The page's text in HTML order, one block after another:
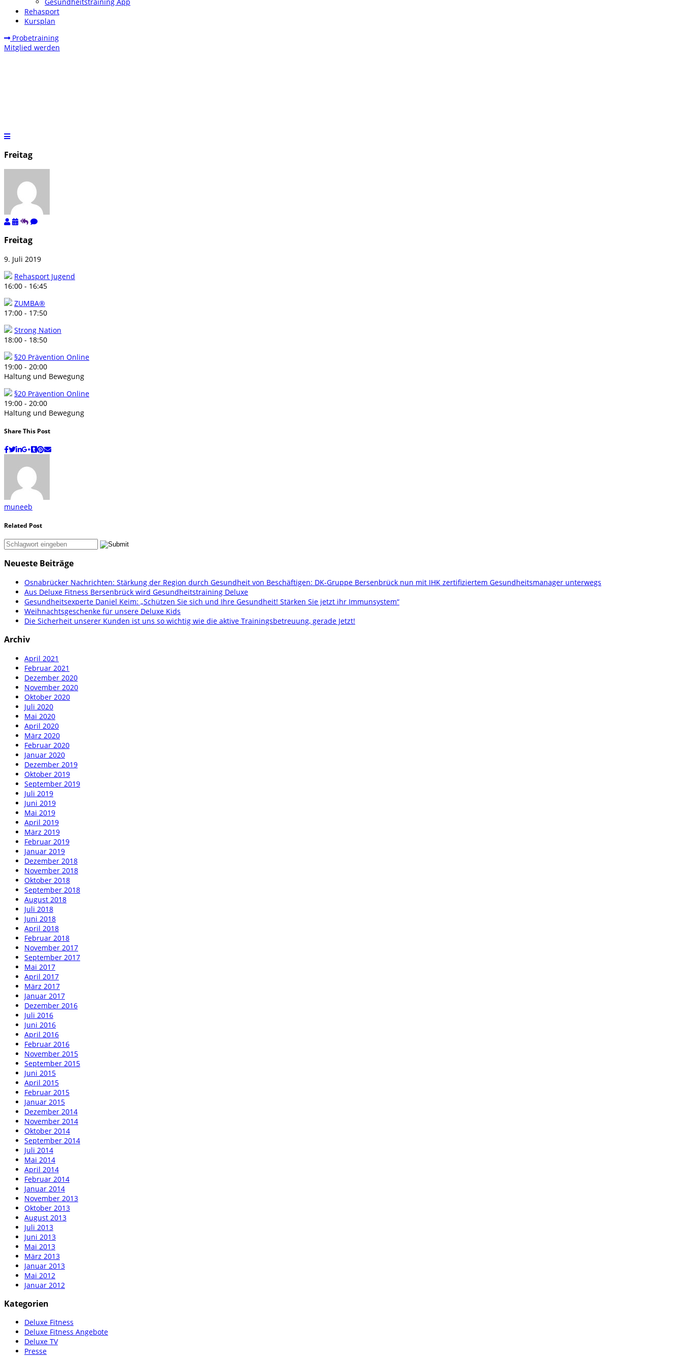
Rehasport
Kursplan
Probetraining
Mitglied werden
Freitag
Freitag
9. Juli 2019
Rehasport Jugend
16:00 - 16:45
ZUMBA®
17:00 - 17:50
Strong Nation
18:00 - 18:50
§20 Prävention Online
19:00 - 20:00
Haltung und Bewegung
§20 Prävention Online
19:00 - 20:00
Haltung und Bewegung
Share This Post
muneeb
Related Post
Neueste Beiträge
Osnabrücker Nachrichten: Stärkung der Region durch Gesundheit von Beschäftigen: DK-Gruppe Bersenbrück nun mit IHK zertifiziertem Gesundheitsmanager unterwegs
Aus Deluxe Fitness Bersenbrück wird Gesundheitstraining Deluxe
Gesundheitsexperte Daniel Keim: „Schützen Sie sich und Ihre Gesundheit! Stärken Sie jetzt ihr Immunsystem“
Weihnachtsgeschenke für unsere Deluxe Kids
Die Sicherheit unserer Kunden ist uns so wichtig wie die aktive Trainingsbetreuung, gerade Jetzt!
Archiv
April 2021
Februar 2021
Dezember 2020
November 2020
Oktober 2020
Juli 2020
Mai 2020
April 2020
März 2020
Februar 2020
Januar 2020
Dezember 2019
Oktober 2019
September 2019
Juli 2019
Juni 2019
Mai 2019
April 2019
März 2019
Februar 2019
Januar 2019
Dezember 2018
November 2018
Oktober 2018
September 2018
August 2018
Juli 2018
Juni 2018
April 2018
Februar 2018
November 2017
September 2017
Mai 2017
April 2017
März 2017
Januar 2017
Dezember 2016
Juli 2016
Juni 2016
April 2016
Februar 2016
November 2015
September 2015
Juni 2015
April 2015
Februar 2015
Januar 2015
Dezember 2014
November 2014
Oktober 2014
September 2014
Juli 2014
Mai 2014
April 2014
Februar 2014
Januar 2014
November 2013
Oktober 2013
August 2013
Juli 2013
Juni 2013
Mai 2013
März 2013
Januar 2013
Mai 2012
Januar 2012
Kategorien
Deluxe Fitness
Deluxe Fitness Angebote
Deluxe TV
Presse